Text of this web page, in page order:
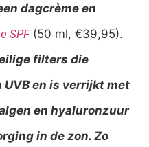
dagcrème en
SPF(50 ml, €39,95).
filters die
UVB en is verrijkt met
en hyaluronzuur
in de zon. Zo